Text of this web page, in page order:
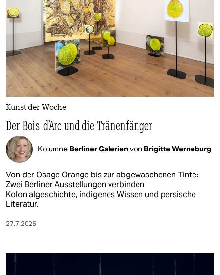
Kunst der Woche
Der Bois d’Arc und die Tränenfänger
Kolumne Berliner Galerienvon Brigitte Werneburg
Von der Osage Orange bis zur abgewaschenen Tinte:
Zwei Berliner Ausstellungen verbinden
Kolonialgeschichte, indigenes Wissen und persische
Literatur.
27.7.2026